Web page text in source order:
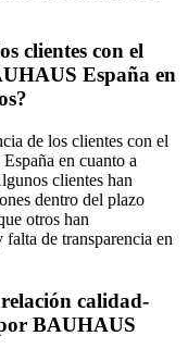
clientes con el
España en
de los clientes con el
en cuanto a
clientes han
dentro del plazo
otros han
de transparencia en
calidad-
BAUHAUS